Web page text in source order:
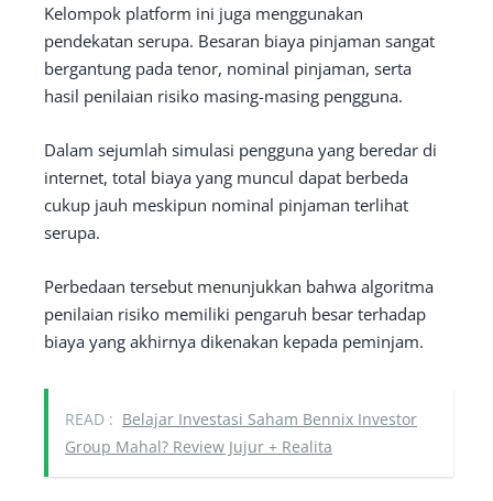
Kelompok platform ini juga menggunakan
pendekatan serupa. Besaran biaya pinjaman sangat
bergantung pada tenor, nominal pinjaman, serta
hasil penilaian risiko masing-masing pengguna.
Dalam sejumlah simulasi pengguna yang beredar di
internet, total biaya yang muncul dapat berbeda
cukup jauh meskipun nominal pinjaman terlihat
serupa.
Perbedaan tersebut menunjukkan bahwa algoritma
penilaian risiko memiliki pengaruh besar terhadap
biaya yang akhirnya dikenakan kepada peminjam.
READ : Belajar Investasi Saham Bennix Investor
Group Mahal? Review Jujur + Realita